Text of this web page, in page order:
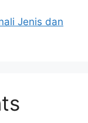
Jenis dan